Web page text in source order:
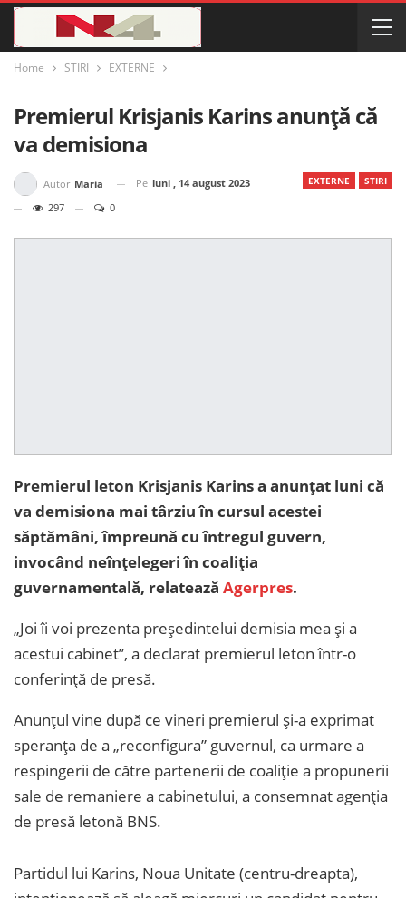
Home STIRI EXTERNE
Premierul Krisjanis Karins anunţă că
va demisiona
EXTERNE STIRI
Autor Maria Pe luni , 14 august 2023
297
0
Premierul leton Krisjanis Karins a anunţat luni că
va demisiona mai târziu în cursul acestei
săptămâni, împreună cu întregul guvern,
invocând neînţelegeri în coaliţia
guvernamentală, relatează Agerpres.
„Joi îi voi prezenta preşedintelui demisia mea şi a
acestui cabinet”, a declarat premierul leton într-o
conferinţă de presă.
Anunţul vine după ce vineri premierul şi-a exprimat
speranţa de a „reconfigura” guvernul, ca urmare a
respingerii de către partenerii de coaliţie a propunerii
sale de remaniere a cabinetului, a consemnat agenţia
de presă letonă BNS.
Partidul lui Karins, Noua Unitate (centru-dreapta),